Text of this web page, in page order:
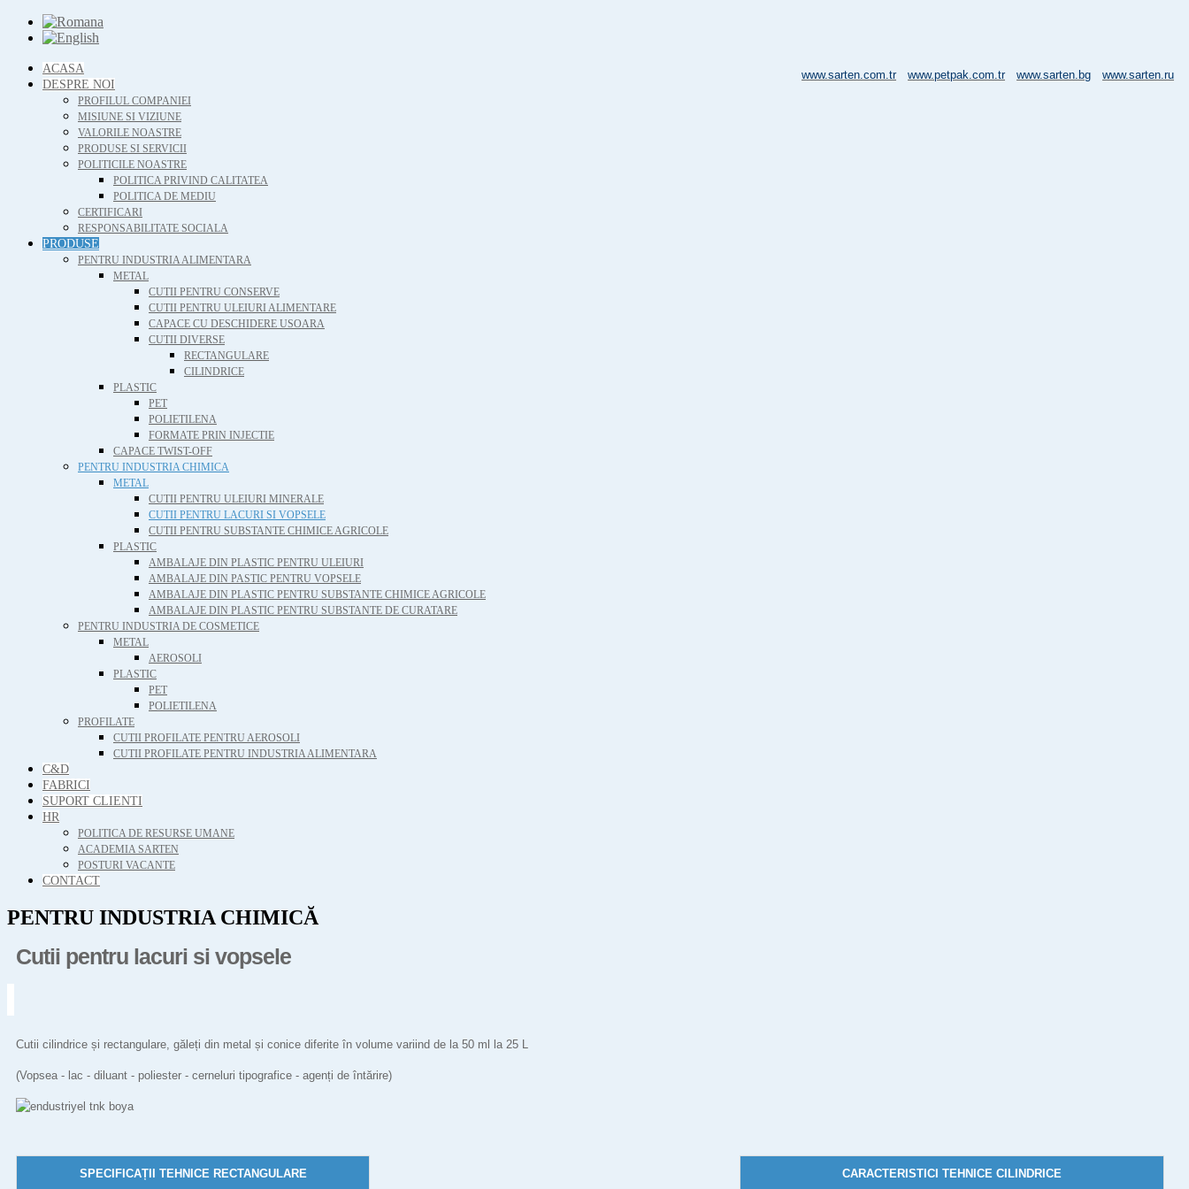
www.sarten.com.tr www.petpak.com.tr www.sarten.bg www.sarten.ru
ACASA
DESPRE NOI
PROFILUL COMPANIEI
MISIUNE SI VIZIUNE
VALORILE NOASTRE
PRODUSE SI SERVICII
POLITICILE NOASTRE
POLITICA PRIVIND CALITATEA
POLITICA DE MEDIU
CERTIFICARI
RESPONSABILITATE SOCIALA
PRODUSE
PENTRU INDUSTRIA ALIMENTARA
METAL
CUTII PENTRU CONSERVE
CUTII PENTRU ULEIURI ALIMENTARE
CAPACE CU DESCHIDERE USOARA
CUTII DIVERSE
RECTANGULARE
CILINDRICE
PLASTIC
PET
POLIETILENA
FORMATE PRIN INJECTIE
CAPACE TWIST-OFF
PENTRU INDUSTRIA CHIMICA
METAL
CUTII PENTRU ULEIURI MINERALE
CUTII PENTRU LACURI SI VOPSELE
CUTII PENTRU SUBSTANTE CHIMICE AGRICOLE
PLASTIC
AMBALAJE DIN PLASTIC PENTRU ULEIURI
AMBALAJE DIN PASTIC PENTRU VOPSELE
AMBALAJE DIN PLASTIC PENTRU SUBSTANTE CHIMICE AGRICOLE
AMBALAJE DIN PLASTIC PENTRU SUBSTANTE DE CURATARE
PENTRU INDUSTRIA DE COSMETICE
METAL
AEROSOLI
PLASTIC
PET
POLIETILENA
PROFILATE
CUTII PROFILATE PENTRU AEROSOLI
CUTII PROFILATE PENTRU INDUSTRIA ALIMENTARA
C&D
FABRICI
SUPORT CLIENTI
HR
POLITICA DE RESURSE UMANE
ACADEMIA SARTEN
POSTURI VACANTE
CONTACT
PENTRU INDUSTRIA CHIMICĂ
Cutii pentru lacuri si vopsele
Cutii cilindrice și rectangulare, găleți din metal și conice diferite în volume variind de la 50 ml la 25 L
(Vopsea - lac - diluant - poliester - cerneluri tipografice - agenți de întărire)
SPECIFICAȚII TEHNICE RECTANGULARE CARACTERISTICI TEHNICE CILINDRICE